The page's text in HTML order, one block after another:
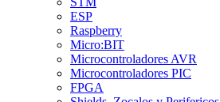
ESP
Raspberry
Micro:BIT
Microcontroladores AVR
Microcontroladores PIC
FPGA